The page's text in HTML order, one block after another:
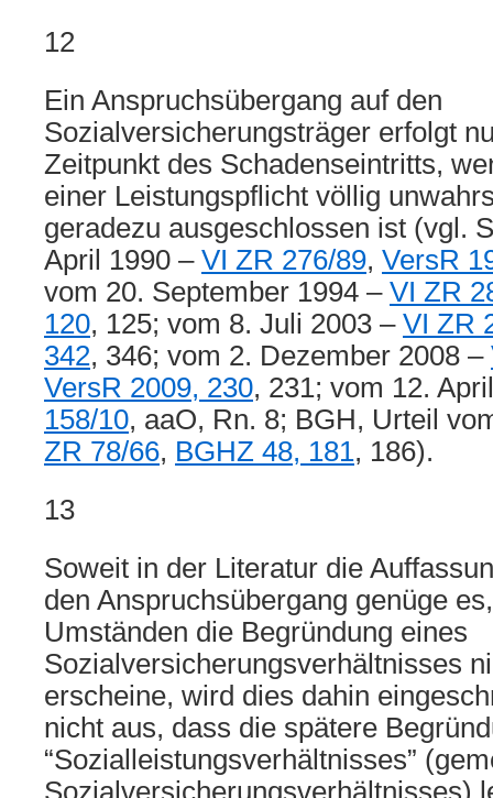
12
Ein Anspruchsübergang auf den
Sozialversicherungsträger erfolgt
Zeitpunkt des Schadenseintritts,
einer Leistungspflicht völlig
geradezu ausgeschlossen ist (vgl.
April 1990 – VI ZR 276/89, VersR
vom 20. September 1994 – VI ZR
120, 125; vom 8. Juli 2003 – VI ZR
342, 346; vom 2. Dezember 2008 –
VersR 2009, 230, 231; vom 12.
158/10, aaO, Rn. 8; BGH, Urteil
ZR 78/66, BGHZ 48, 181, 186).
13
Soweit in der Literatur die
den Anspruchsübergang genüge
Umständen die Begründung eines
Sozialversicherungsverhältnisses
erscheine, wird dies dahin
nicht aus, dass die spätere
“Sozialleistungsverhältnisses”
Sozialversicherungsverhältnisses)